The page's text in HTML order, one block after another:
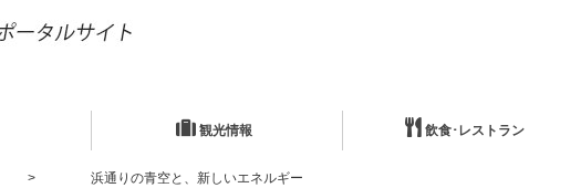
観光情報 飲食･レストラン
浜通りの青空と、新しいエネルギー